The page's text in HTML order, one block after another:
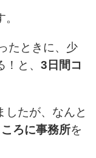
たときに、少
と、 3日間コ
したが、なんと
ろに事務所を